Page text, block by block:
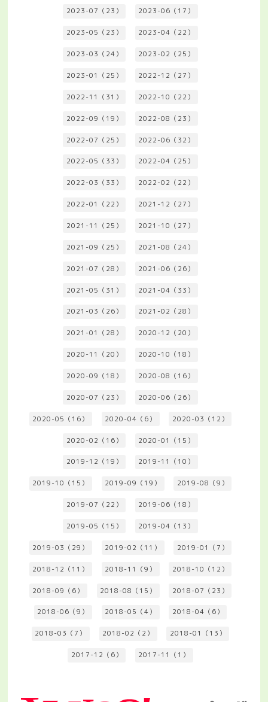
2023-07（23） 2023-06（17）
2023-05（23） 2023-04（22）
2023-03（24） 2023-02（25）
2023-01（25） 2022-12（27）
2022-11（31） 2022-10（22）
2022-09（19） 2022-08（23）
2022-07（25） 2022-06（32）
2022-05（33） 2022-04（25）
2022-03（33） 2022-02（22）
2022-01（22） 2021-12（27）
2021-11（25） 2021-10（27）
2021-09（25） 2021-08（24）
2021-07（28） 2021-06（26）
2021-05（31） 2021-04（33）
2021-03（26） 2021-02（28）
2021-01（28） 2020-12（20）
2020-11（20） 2020-10（18）
2020-09（18） 2020-08（16）
2020-07（23） 2020-06（26）
2020-05（16） 2020-04（6） 2020-03（12）
2020-02（16） 2020-01（15）
2019-12（19） 2019-11（10）
2019-10（15） 2019-09（19） 2019-08（9）
2019-07（22） 2019-06（18）
2019-05（15） 2019-04（13）
2019-03（29） 2019-02（11） 2019-01（7）
2018-12（11） 2018-11（9） 2018-10（12）
2018-09（6） 2018-08（15） 2018-07（23）
2018-06（9） 2018-05（4） 2018-04（6）
2018-03（7） 2018-02（2） 2018-01（13）
2017-12（6） 2017-11（1）